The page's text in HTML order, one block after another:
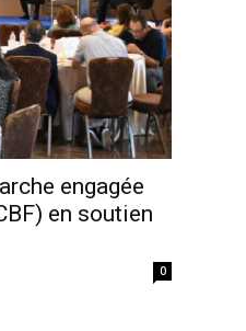
engagée
en soutien
0